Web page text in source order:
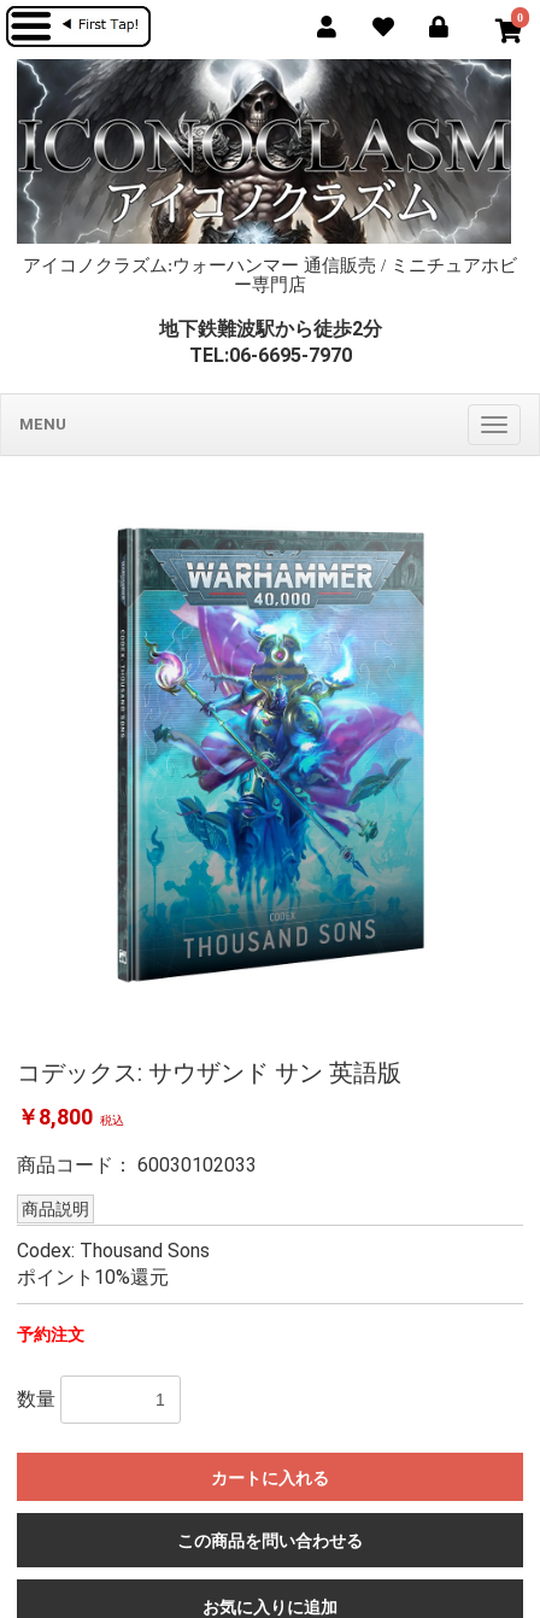
0
アイコノクラズム:ウォーハンマー 通信販売 / ミニチュアホビ
ー専門店
地下鉄難波駅から徒歩2分
TEL:06-6695-7970
MENU
コデックス: サウザンド サン 英語版
￥8,800 税込
商品コード： 60030102033
商品説明
Codex: Thousand Sons
ポイント10%還元
予約注文
数量
カートに入れる
この商品を問い合わせる
お気に入りに追加